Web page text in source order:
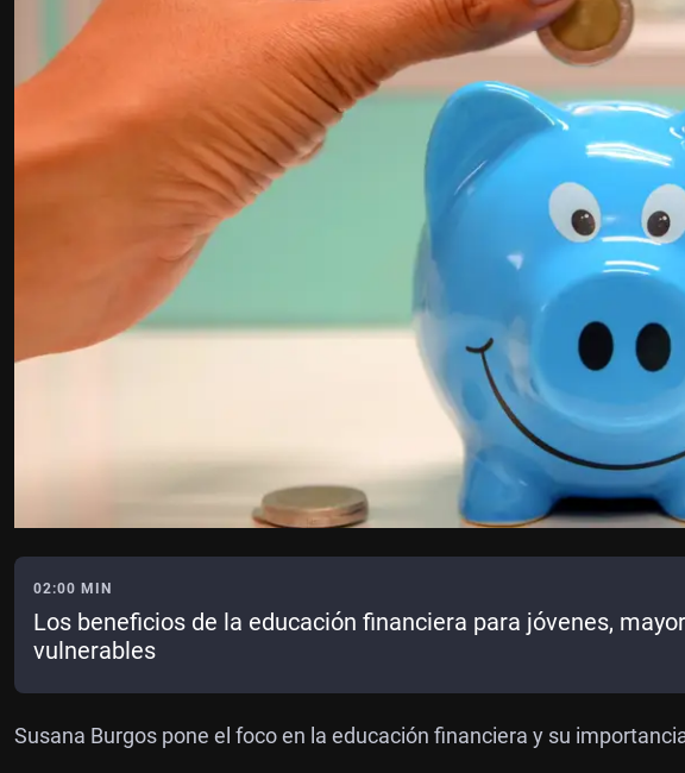
02:00 MIN
Los beneficios de la educación financiera para jóvenes,
vulnerables
Susana Burgos pone el foco en la educación financiera y su